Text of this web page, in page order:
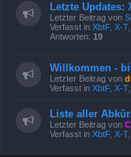
Letzte Updates:
Letzter Beitrag von
Verfasst in XbtF, X-
Antworten: 19
Willkommen -
Letzter Beitrag von
Verfasst in XbtF, X-
Liste aller
Letzter Beitrag von
Verfasst in XbtF, X-